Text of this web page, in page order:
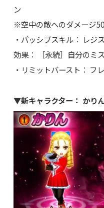
ン
※空中の敵へのダメージ
・パッシブスキル： レジ
効果： ［永続］自分のミ
・リミットバースト： フ
▼新キャラクター： かり